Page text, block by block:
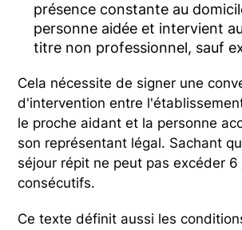
présence constante au
personne aidée et intervient
titre non professionnel, sauf
Cela nécessite de signer une
d'intervention entre
le proche aidant et la personne
son représentant légal. Sachant
séjour répit ne peut pas excéder 6
consécutifs.
Ce texte définit aussi les